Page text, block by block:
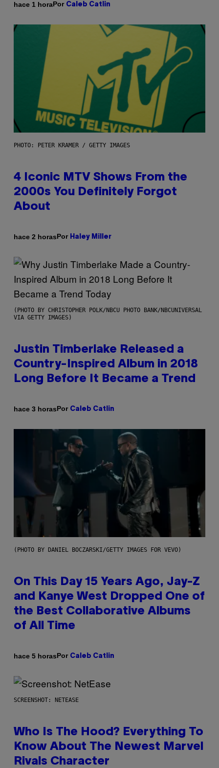
hace 1 horaPor Caleb Catlin
PHOTO: PETER KRAMER / GETTY IMAGES
4 Iconic MTV Shows From the
2000s You Definitely Forgot
About
hace 2 horasPor Haley Miller
(PHOTO BY CHRISTOPHER POLK/NBCU PHOTO BANK/NBCUNIVERSAL
VIA GETTY IMAGES)
Justin Timberlake Released a
Country-Inspired Album in 2018
Long Before It Became a Trend
hace 3 horasPor Caleb Catlin
(PHOTO BY DANIEL BOCZARSKI/GETTY IMAGES FOR VEVO)
On This Day 15 Years Ago, Jay-Z
and Kanye West Dropped One of
the Best Collaborative Albums
of All Time
hace 5 horasPor Caleb Catlin
SCREENSHOT: NETEASE
Who Is The Hood? Everything To
Know About The Newest Marvel
Rivals Character